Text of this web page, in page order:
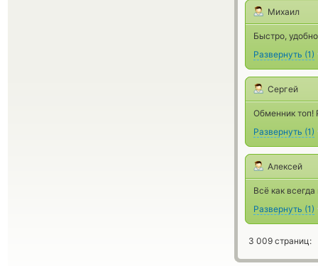
Михаил
Быстро,
Развернуть (1)
Сергей
Обменник топ!
Развернуть (1)
Алексей
Всё как всегда
Развернуть (1)
3 009 страниц: